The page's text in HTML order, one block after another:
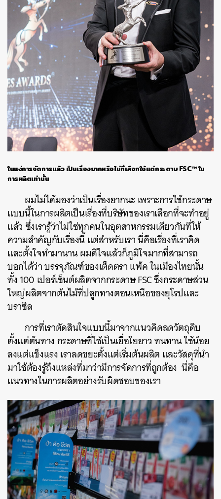
ในแง่การจัดการแล้ว เป็นเรื่องยากหรือไม่ที่เลือกใช้แต่กระดาษFSC™ ใน
การผลิตเท่านั้น
ผมไม่ได้มองว่าเป็นเรื่องยากนะ เพราะการใช้กระดาษ
แบบนี้ในการผลิตเป็นเรื่องที่บริษัทของเราเลือกที่จะทำอยู่
แล้ว ซึ่งเรารู้ว่าไม่ใช่ทุกคนในอุตสาหกรรมเดียวกันที่ให้
ความสำคัญกับเรื่องนี้ แต่สำหรับเรา นี่คือเรื่องที่เราคิด
และตั้งใจทำมานาน ผมดีใจแล้วก็ภูมิใจมากที่สามารถ
บอกได้ว่า บรรจุภัณฑ์ของเต็ดตรา แพ้ค ในเมืองไทยนั้น
ทั้ง 100 เปอร์เซ็นต์ผลิตจากกระดาษ FSC ซึ่งกระดาษส่วน
ใหญ่ผลิตจากต้นไม้ที่ปลูกทางตอนเหนือของยุโรปและ
บราซิล
การที่เราตัดสินใจแบบนี้มาจากแนวคิดลดวัตถุดิบ
ตั้งแต่ต้นทาง กระดาษที่ใช้เป็นเยื่อใยยาว ทนทาน ใช้น้อย
ลงแต่แข็งแรง เราลดขยะตั้งแต่เริ่มต้นผลิต และวัสดุที่นำ
มาใช้ต้องรู้ถึงแหล่งที่มาว่ามีการจัดการที่ถูกต้อง นี่คือ
แนวทางในการผลิตอย่างรับผิดชอบของเรา